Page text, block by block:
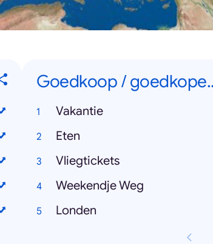
Goedkoop /
Vakantie
Eten
Vliegtickets
Weekendje Weg
Londen